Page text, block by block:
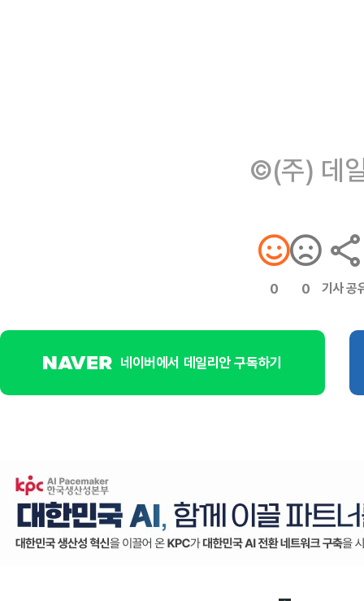
©(주) 데
0 0 기사 공
네이버에서 데일리안 구독하기